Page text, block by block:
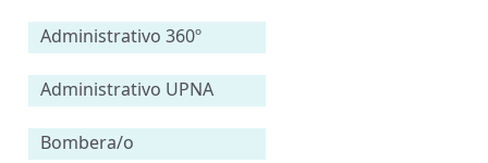
Administrativo 360º
Administrativo UPNA
Bombera/o